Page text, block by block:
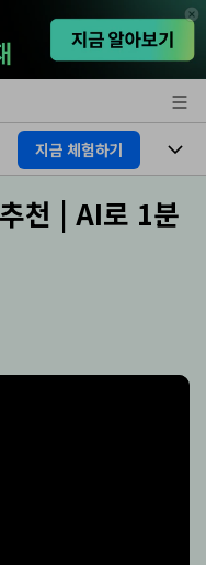
지금 체험하기
천 | AI로 1분